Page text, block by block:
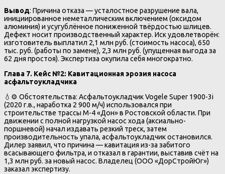
Вывод: Причина отказа — усталостное разрушение вала,
инициированное неметаллическим включением (оксидом
алюминия) и усугублённое пониженной твёрдостью шлицев.
Дефект носит производственный характер. Иск удовлетворён:
изготовитель выплатил 2,1 млн руб. (стоимость насоса), 650
тыс. руб. (работы по замене), 2,3 млн руб. (упущенная выгода за
62 дня простоя). Экспертиза окупила себя многократно.
Глава 7. Кейс №2: Кавитационная эрозия насоса
асфальтоукладчика
💧⚙️ Обстоятельства: Асфальтоукладчик Vogele Super 1900-3i
(2020 г.в., наработка 2 900 м/ч) использовался при
строительстве трассы М-4 «Дон» в Ростовской области. При
движении с полной нагрузкой насос хода (аксиально-
поршневой) начал издавать резкий треск, затем
производительность упала, асфальтоукладчик остановился.
Дилер заявил, что причина — кавитация из-за забитого
всасывающего фильтра, и отказал в гарантии, выставив счёт на
1,3 млн руб. за новый насос. Владелец (ООО «ДорСтройЮг»)
заказал экспертизу.